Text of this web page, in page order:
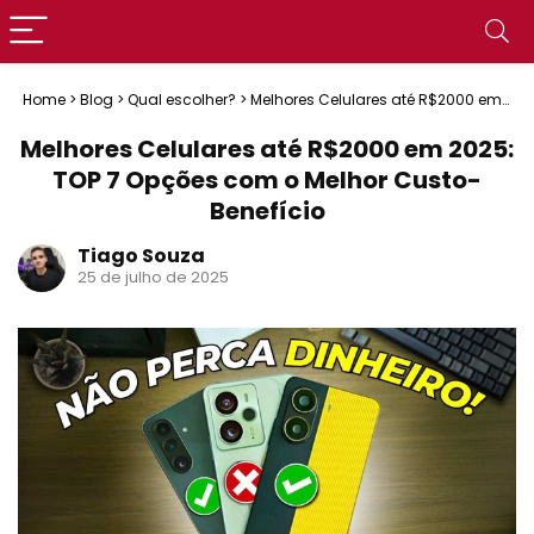
Home > Blog > Qual escolher? > Melhores Celulares até R$2000 em
Melhores Celulares até R$2000 em 2025:
TOP 7 Opções com o Melhor Custo-
Benefício
Tiago Souza
25 de julho de 2025